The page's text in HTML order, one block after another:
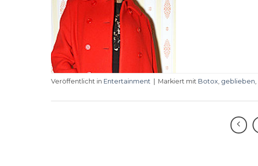
Veröffentlicht in Entertainment Markiert mit Botox, geblieben,